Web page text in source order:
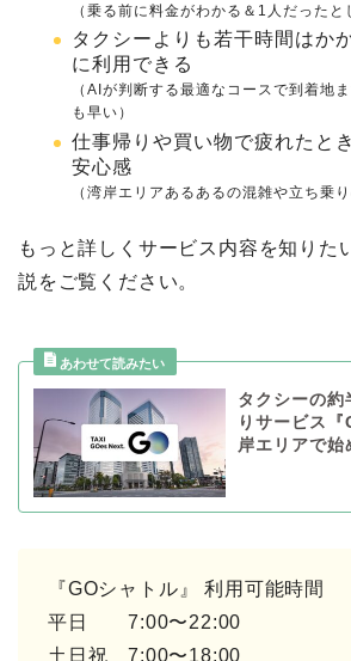
（乗る前に料金がわかる＆1人だったと
タクシーよりも若干時間はか
に利用できる
（AIが判断する最適なコースで到着地
も早い）
仕事帰りや買い物で疲れたと
安心感
（湾岸エリアあるあるの混雑や立ち乗
もっと詳しくサービス内容を知りた
説をご覧ください。
タクシーの
りサービス
岸エリアで始
『GOシャトル』 利用可能時間
平日 7:00〜22:00
土日祝 7:00〜18:00